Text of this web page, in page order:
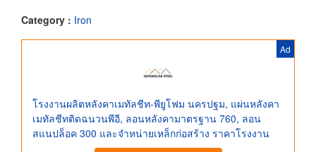
Category : Iron
Ad
โรงงานผลิตหลังคาเมทัลชีท-พียูโฟม นครปฐม, แผ่นหลังคา
เมทัลชีทติดฉนวนพีอี, ลอนหลังคามาตรฐาน 760, ลอน
สแนปล็อค 300 และจำหน่ายเหล็กก่อสร้าง ราคาโรงงาน